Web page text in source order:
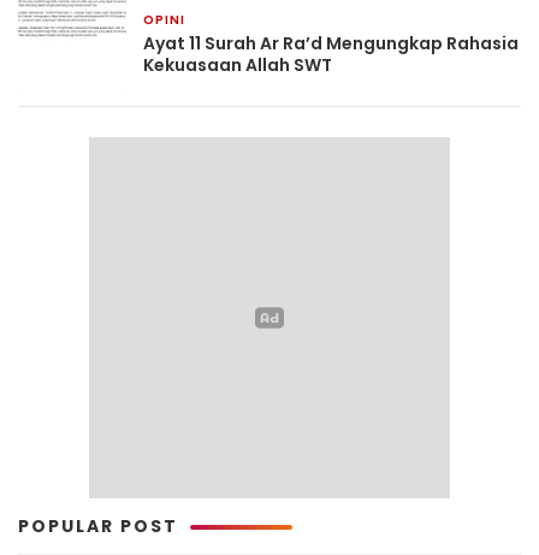
OPINI
Ayat 11 Surah Ar Ra’d Mengungkap Rahasia
Kekuasaan Allah SWT
POPULAR POST